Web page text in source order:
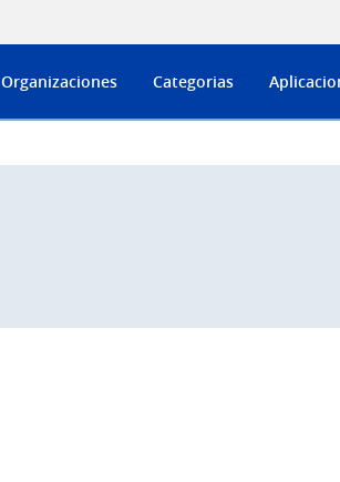
Organizaciones Categorias